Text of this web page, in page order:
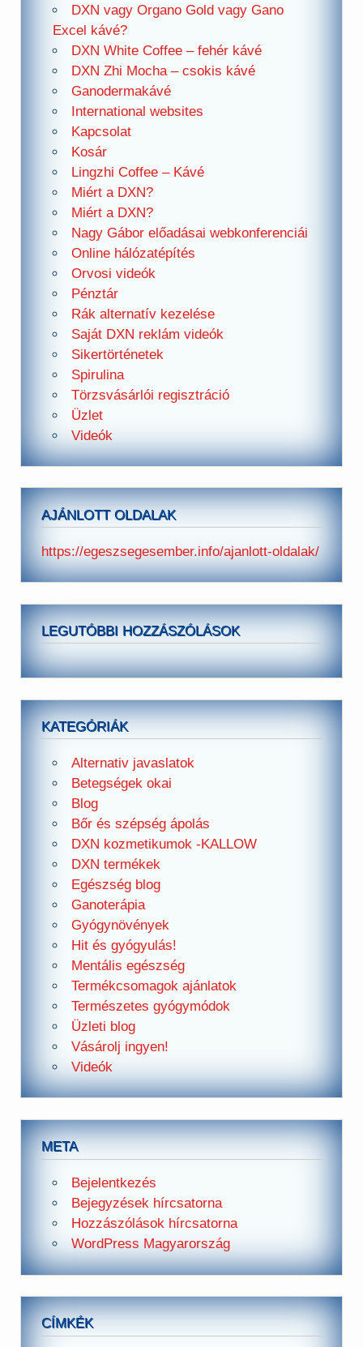
DXN vagy Organo Gold vagy Gano
Excel kávé?
DXN White Coffee – fehér kávé
DXN Zhi Mocha – csokis kávé
Ganodermakávé
International websites
Kapcsolat
Kosár
Lingzhi Coffee – Kávé
Miért a DXN?
Miért a DXN?
Nagy Gábor előadásai webkonferenciái
Online hálózatépítés
Orvosi videók
Pénztár
Rák alternatív kezelése
Saját DXN reklám videók
Sikertörténetek
Spirulina
Törzsvásárlói regisztráció
Üzlet
Videók
AJÁNLOTT OLDALAK
https://egeszsegesember.info/ajanlott-oldalak/
LEGUTÓBBI HOZZÁSZÓLÁSOK
KATEGÓRIÁK
Alternativ javaslatok
Betegségek okai
Blog
Bőr és szépség ápolás
DXN kozmetikumok -KALLOW
DXN termékek
Egészség blog
Ganoterápia
Gyógynövények
Hit és gyógyulás!
Mentális egészség
Termékcsomagok ajánlatok
Természetes gyógymódok
Üzleti blog
Vásárolj ingyen!
Videók
META
Bejelentkezés
Bejegyzések hírcsatorna
Hozzászólások hírcsatorna
WordPress Magyarország
CÍMKÉK